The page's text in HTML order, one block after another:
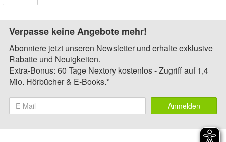
Verpasse keine Angebote mehr!
Abonniere jetzt unseren Newsletter und erhalte exklusive
Rabatte und Neuigkeiten.
Extra-Bonus: 60 Tage Nextory kostenlos - Zugriff auf 1,4
Mio. Hörbücher & E-Books.*
Anmelden